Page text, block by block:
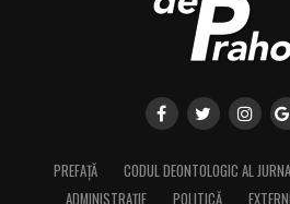
PREFAȚĂ CODUL DEONTOLOGIC AL
ADMINISTRAȚIE
POLITICĂ